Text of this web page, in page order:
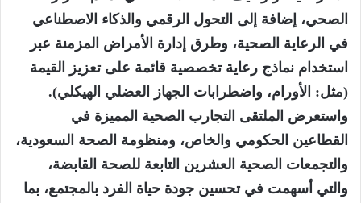
الصحي، إضافة إلى التحول الرقمي والذكاء الاصطناعي
في الرعاية الصحية، وطرق إدارة الأمراض المزمنة عبر
استخدام نماذج رعاية تخصصية قائمة على تعزيز القيمة
(مثل: الأورام، واضطرابات الجهاز العضلي الهيكلي).
واستعرض الملتقى التجارب الصحية المميزة في
القطاعين الحكومي والخاص، ومنظومة الصحة السعودية،
والتجمعات الصحية العشرين التابعة للصحة القابضة،
والتي أسهمت في تحسين جودة حياة الفرد بالمجتمع، بما